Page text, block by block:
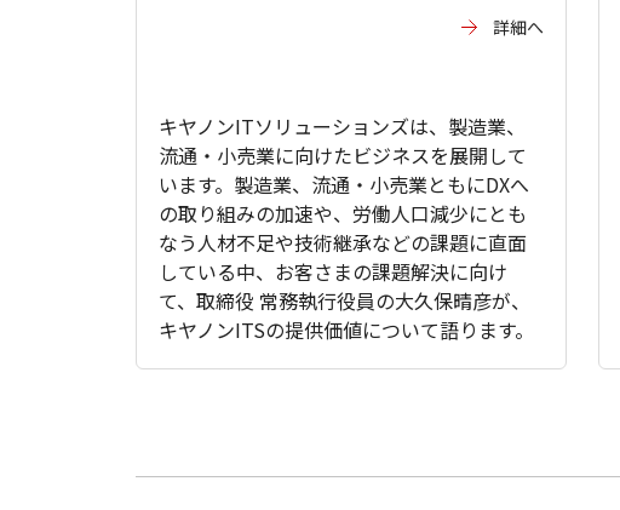
詳細へ
キヤノンITソリューションズは、製造業、
流通・小売業に向けたビジネスを展開して
います。製造業、流通・小売業ともにDXへ
の取り組みの加速や、労働人口減少にとも
なう人材不足や技術継承などの課題に直面
している中、お客さまの課題解決に向け
て、取締役 常務執行役員の大久保晴彦が、
キヤノンITSの提供価値について語ります。